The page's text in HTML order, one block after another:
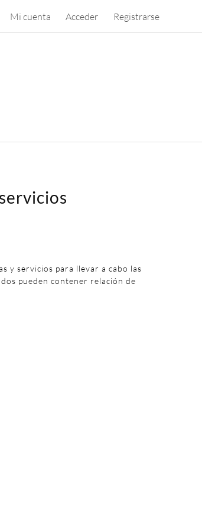
Mi cuenta Acceder Registrarse
y servicios para llevar a cabo las
pueden contener relación de